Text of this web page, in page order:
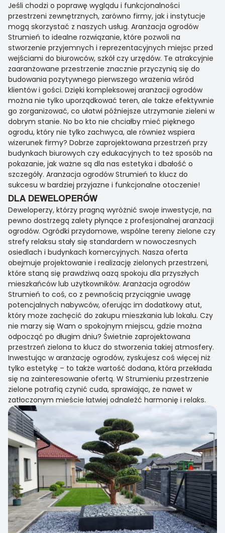
Jeśli chodzi o poprawę wyglądu i funkcjonalności
przestrzeni zewnętrznych, zarówno firmy, jak i instytucje
mogą skorzystać z naszych usług. Aranżacja ogrodów
Strumień to idealne rozwiązanie, które pozwoli na
stworzenie przyjemnych i reprezentacyjnych miejsc przed
wejściami do biurowców, szkół czy urzędów. Te atrakcyjnie
zaaranżowane przestrzenie znacznie przyczynią się do
budowania pozytywnego pierwszego wrażenia wśród
klientów i gości. Dzięki kompleksowej aranżacji ogrodów
można nie tylko uporządkować teren, ale także efektywnie
go zorganizować, co ułatwi późniejsze utrzymanie zieleni w
dobrym stanie. No bo kto nie chciałby mieć pięknego
ogrodu, który nie tylko zachwyca, ale również wspiera
wizerunek firmy? Dobrze zaprojektowana przestrzeń przy
budynkach biurowych czy edukacyjnych to też sposób na
pokazanie, jak ważne są dla nas estetyka i dbałość o
szczegóły. Aranżacja ogrodów Strumień to klucz do
sukcesu w bardziej przyjazne i funkcjonalne otoczenie!
DLA DEWELOPERÓW
Deweloperzy, którzy pragną wyróżnić swoje inwestycje, na
pewno dostrzegą zalety płynące z profesjonalnej aranżacji
ogrodów. Ogródki przydomowe, wspólne tereny zielone czy
strefy relaksu stały się standardem w nowoczesnych
osiedlach i budynkach komercyjnych. Nasza oferta
obejmuje projektowanie i realizację zielonych przestrzeni,
które staną się prawdziwą oazą spokoju dla przyszłych
mieszkańców lub użytkowników. Aranżacja ogrodów
Strumień to coś, co z pewnością przyciągnie uwagę
potencjalnych nabywców, oferując im dodatkowy atut,
który może zachęcić do zakupu mieszkania lub lokalu. Czy
nie marzy się Wam o spokojnym miejscu, gdzie można
odpocząć po długim dniu? Świetnie zaprojektowana
przestrzeń zielona to klucz do stworzenia takiej atmosfery.
Inwestując w aranżację ogrodów, zyskujesz coś więcej niż
tylko estetykę – to także wartość dodana, która przekłada
się na zainteresowanie ofertą. W Strumieniu przestrzenie
zielone potrafią czynić cuda, sprawiając, że nawet w
zatłoczonym mieście łatwiej odnaleźć harmonię i relaks.